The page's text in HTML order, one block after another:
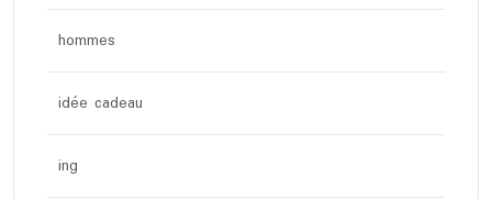
hommes
idée cadeau
ing